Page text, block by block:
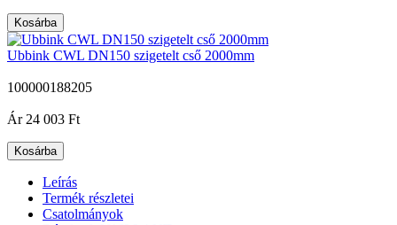
Kosárba
Ubbink CWL DN150 szigetelt cső 2000mm
100000188205
Ár 24 003 Ft
Kosárba
Leírás
Termék részletei
Csatolmányok